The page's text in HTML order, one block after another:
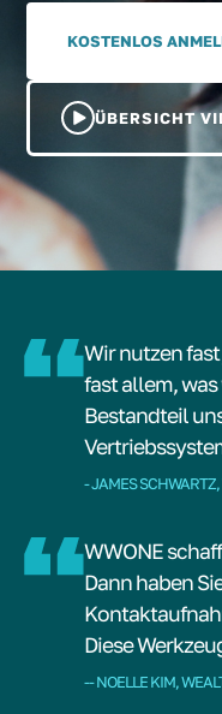
KOSTENLOS
ÜBERSICHT
Wir nutzen
fast allem,
Bestandteil
- JAMES
WWONE
Dann haben
Diese
-- NOELLE KIM,